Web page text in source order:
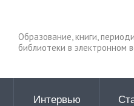
Образование, книги,
библиотеки в электронном
Интервью